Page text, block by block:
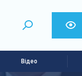
Відео